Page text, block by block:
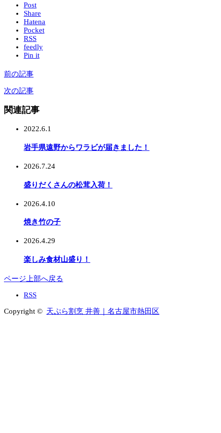
Post
Share
Hatena
Pocket
RSS
feedly
Pin it
前の記事
次の記事
関連記事
2022.6.1
岩手県遠野からワラビが届きました！
2026.7.24
盛りだくさんの松茸入荷！
2026.4.10
焼き竹の子
2026.4.29
楽しみ食材山盛り！
ページ上部へ戻る
RSS
Copyright © 天ぷら割烹 井善｜名古屋市熱田区